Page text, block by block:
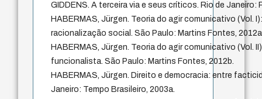
GIDDENS. A terceira via e seus críticos. Rio de Janeiro:
HABERMAS, Jürgen. Teoria do agir comunicativo (Vol.
racionalização social. São Paulo: Martins Fontes,
HABERMAS, Jürgen. Teoria do agir comunicativo (Vol.
funcionalista. São Paulo: Martins Fontes, 2012b.
HABERMAS, Jürgen. Direito e democracia: entre
Janeiro: Tempo Brasileiro, 2003a.